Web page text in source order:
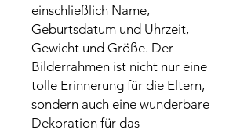
einschließlich Name,
Geburtsdatum und Uhrzeit,
Gewicht und Größe. Der
Bilderrahmen ist nicht nur eine
tolle Erinnerung für die Eltern,
sondern auch eine wunderbare
Dekoration für das